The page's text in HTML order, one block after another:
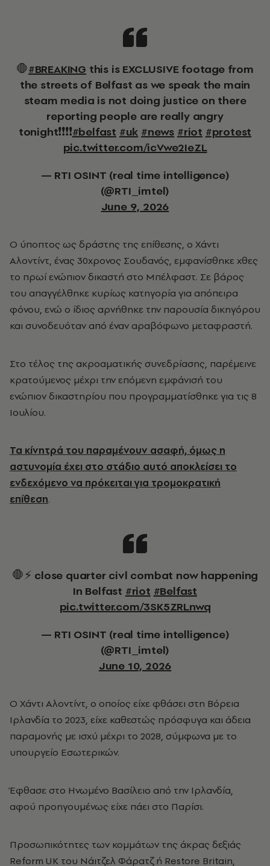
🛑#BREAKING this is EXCLUSIVE footage from
the streets of Belfast as we speak the main
steam media is not doing justice on there
reporting people are really angry
tonight❗️❗️❗️❗️#belfast #uk #news #riot #protest
pic.twitter.com/icVwe2IeZL
— RTI OSINT (real time intelligence)
(@RTI_imtel)
June 9, 2026
Ο ύποπτος ως δράστης της επίθεσης, ο Χάντι
Αλοντίντ, ένας 30χρονος Σουδανός, εμφανίσθηκε χθες
το πρωί ενώπιον δικαστή στο Μπέλφαστ. Σε βάρος
του απαγγέλθηκε κυρίως κατηγορία για απόπειρα
φόνου, ενώ ο ίδιος αρνήθηκε την παρουσία δικηγόρου
και συνοδευόταν από έναν αραβόφωνο μεταφραστή.
Στο τέλος της ακροαματικής συνεδρίασης, παρέμεινε
κρατούμενος μέχρι την επόμενη εμφάνισή του
ενώπιον δικαστηρίου που προγραμματίσθηκε για τις 8
Ιουλίου.
Τα κίνητρά του παραμένουν ασαφή, όμως η
αστυνομία έχει στο στάδιο αυτό αποκλείσει το
ενδεχόμενο να πρόκειται για τρομοκρατική
επίθεση.
🛑⚡️ close quarter civl combat now happening
In Belfast #riot #Belfast
pic.twitter.com/3SK5ZRLnwq
— RTI OSINT (real time intelligence)
(@RTI_imtel)
June 10, 2026
Ο Χάντι Αλοντίντ, ο οποίος είχε φθάσει στη Βόρεια
Ιρλανδία το 2023, είχε καθεστώς πρόσφυγα και άδεια
παραμονής με ισχύ μέχρι το 2028, σύμφωνα με το
υπουργείο Εσωτερικών.
Έφθασε στο Ηνωμένο Βασίλειο από την Ιρλανδία,
αφού προηγουμένως είχε πάει στο Παρίσι.
Προσωπικότητες των κομμάτων της άκρας δεξιάς
Reform UK του Νάιτζελ Φάρατζ ή Restore Britain,